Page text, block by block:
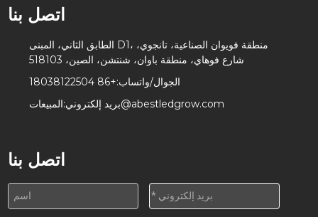
اتصل بنا
الطابق الثاني، المبنى D1، منطقة فويوان الصناعية، تانجوي،
شارع فوهاي، منطقة باوان، شنتشن، الصين، 518103
الجوال/واتساب:+86 18038122504
بريد إلكتروني:المبيعات@abestledgrow.com
اتصل بنا